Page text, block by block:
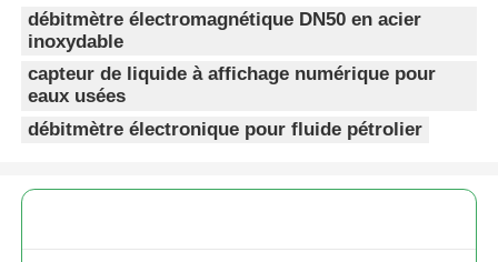
débitmètre électromagnétique DN50 en acier
inoxydable
capteur de liquide à affichage numérique pour
eaux usées
débitmètre électronique pour fluide pétrolier